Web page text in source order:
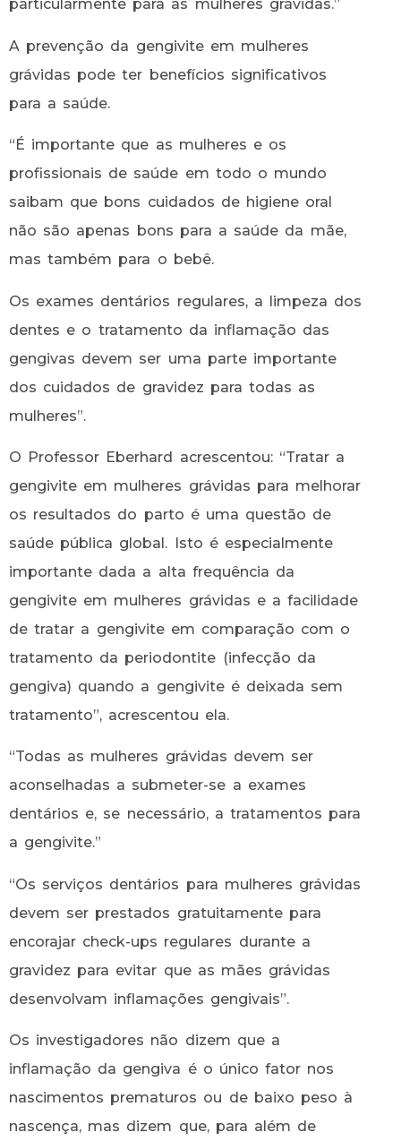
particularmente para as mulheres grávidas.”
A prevenção da gengivite em mulheres
grávidas pode ter benefícios significativos
para a saúde.
“É importante que as mulheres e os
profissionais de saúde em todo o mundo
saibam que bons cuidados de higiene oral
não são apenas bons para a saúde da mãe,
mas também para o bebê.
Os exames dentários regulares, a limpeza dos
dentes e o tratamento da inflamação das
gengivas devem ser uma parte importante
dos cuidados de gravidez para todas as
mulheres”.
O Professor Eberhard acrescentou: “Tratar a
gengivite em mulheres grávidas para melhorar
os resultados do parto é uma questão de
saúde pública global. Isto é especialmente
importante dada a alta frequência da
gengivite em mulheres grávidas e a facilidade
de tratar a gengivite em comparação com o
tratamento da periodontite (infecção da
gengiva) quando a gengivite é deixada sem
tratamento”, acrescentou ela.
“Todas as mulheres grávidas devem ser
aconselhadas a submeter-se a exames
dentários e, se necessário, a tratamentos para
a gengivite.”
“Os serviços dentários para mulheres grávidas
devem ser prestados gratuitamente para
encorajar check-ups regulares durante a
gravidez para evitar que as mães grávidas
desenvolvam inflamações gengivais”.
Os investigadores não dizem que a
inflamação da gengiva é o único fator nos
nascimentos prematuros ou de baixo peso à
nascença, mas dizem que, para além de